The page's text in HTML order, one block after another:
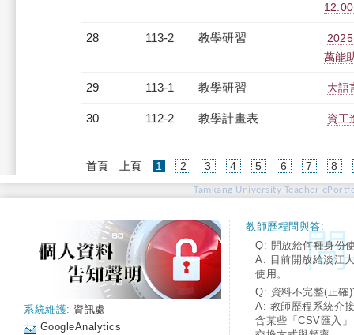
28 113-2 教學研習
萬能
29 113-1 教學研習 大語
30 112-2 教學計畫表 資工
首頁 上頁 1 (current)
2 3 4 5 6 7 8
Tamkang University Teacher
系統維護: 資訊處
GoogleAnalytics
教師歷程問與答:
Q: 開放給何種身份
A: 目前開放給淡江
使用。
Q: 資料不完整(正確
A: 教師歷程系統介
含某些「CSV匯入